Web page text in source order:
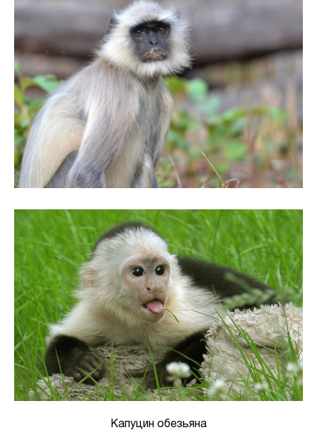
Капуцин обезьяна